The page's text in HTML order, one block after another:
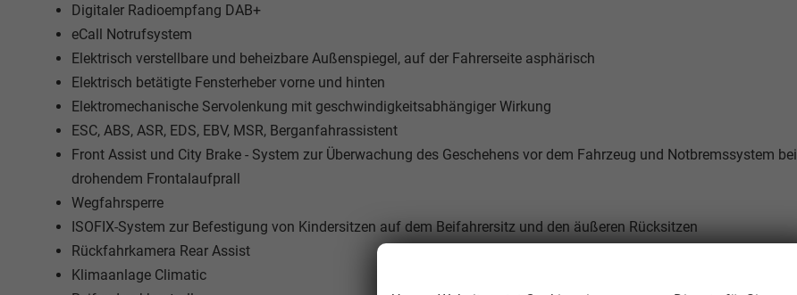
Digitaler Radioempfang DAB+
eCall Notrufsystem
Elektrisch verstellbare und beheizbare Außenspiegel, auf der Fahrerseite asphärisch
Elektrisch betätigte Fensterheber vorne und hinten
Elektromechanische Servolenkung mit geschwindigkeitsabhängiger Wirkung
ESC, ABS, ASR, EDS, EBV, MSR, Berganfahrassistent
Front Assist und City Brake - System zur Überwachung des Geschehens vor dem Fahrzeug und Notbremssystem bei
drohendem Frontalaufprall
Wegfahrsperre
ISOFIX-System zur Befestigung von Kindersitzen auf dem Beifahrersitz und den äußeren Rücksitzen
Rückfahrkamera Rear Assist
Klimaanlage Climatic